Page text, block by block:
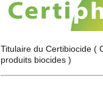
Titulaire du Certibiocide (
produits biocides )